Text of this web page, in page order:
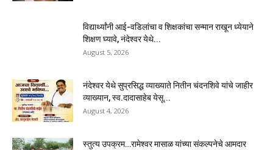
विद्यार्थ्यांनी आई-वडिलांचा व शिक्षकांचा सन्मान राखून ध्येयाने
शिक्षण घ्यावे, नंदेश्वर येथे...
August 5, 2026
नंदेश्वर येथे सुप्रसिद्ध व्याख्याते नितीन चंदनशिवे यांचे जाहीर
व्याख्यान, स्व.दादासाहेब येसू...
August 4, 2026
स्तुत्य उपक्रम…रामेश्वर मासाळ यांच्या संकल्पनेचे आमदार